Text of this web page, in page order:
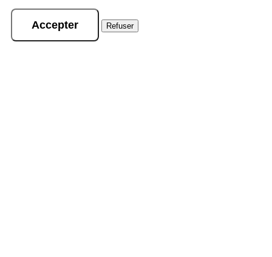
Accepter Refuser